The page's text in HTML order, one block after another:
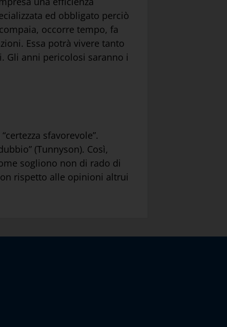
ed obbligato perciò
occorre tempo, fa
Essa potrà vivere tanto
Gli anni pericolosi saranno i
sfavorevole”.
(Tunnyson). Così,
sogliono non di rado di
rispetto alle opinioni altrui